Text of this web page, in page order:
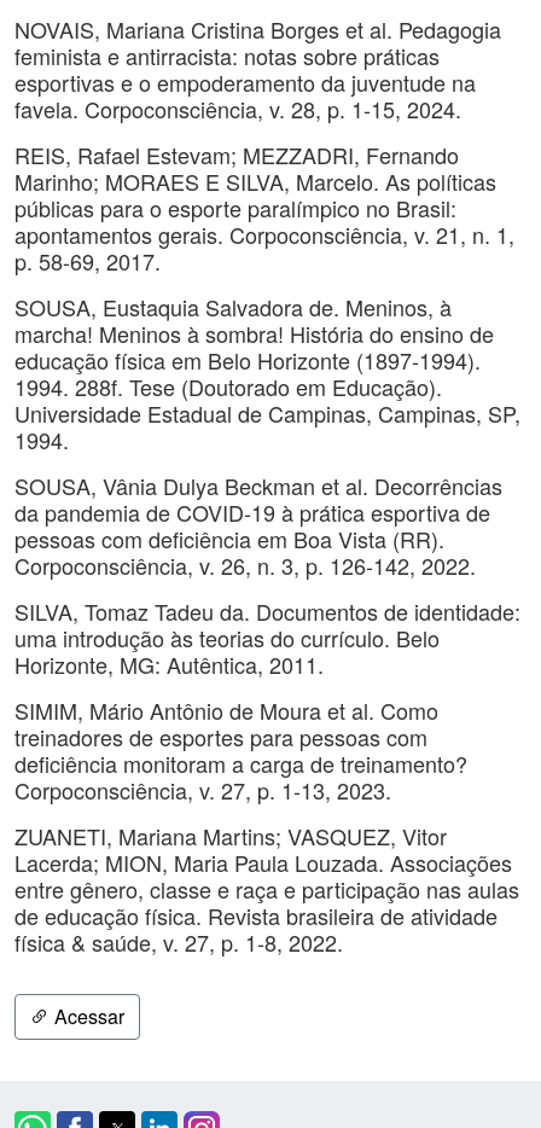
NOVAIS, Mariana Cristina Borges et al. Pedagogia
feminista e antirracista: notas sobre práticas
esportivas e o empoderamento da juventude na
favela. Corpoconsciência, v. 28, p. 1-15, 2024.
REIS, Rafael Estevam; MEZZADRI, Fernando
Marinho; MORAES E SILVA, Marcelo. As políticas
públicas para o esporte paralímpico no Brasil:
apontamentos gerais. Corpoconsciência, v. 21, n. 1,
p. 58-69, 2017.
SOUSA, Eustaquia Salvadora de. Meninos, à
marcha! Meninos à sombra! História do ensino de
educação física em Belo Horizonte (1897-1994).
1994. 288f. Tese (Doutorado em Educação).
Universidade Estadual de Campinas, Campinas, SP,
1994.
SOUSA, Vânia Dulya Beckman et al. Decorrências
da pandemia de COVID-19 à prática esportiva de
pessoas com deficiência em Boa Vista (RR).
Corpoconsciência, v. 26, n. 3, p. 126-142, 2022.
SILVA, Tomaz Tadeu da. Documentos de identidade:
uma introdução às teorias do currículo. Belo
Horizonte, MG: Autêntica, 2011.
SIMIM, Mário Antônio de Moura et al. Como
treinadores de esportes para pessoas com
deficiência monitoram a carga de treinamento?
Corpoconsciência, v. 27, p. 1-13, 2023.
ZUANETI, Mariana Martins; VASQUEZ, Vitor
Lacerda; MION, Maria Paula Louzada. Associações
entre gênero, classe e raça e participação nas aulas
de educação física. Revista brasileira de atividade
física & saúde, v. 27, p. 1-8, 2022.
Acessar